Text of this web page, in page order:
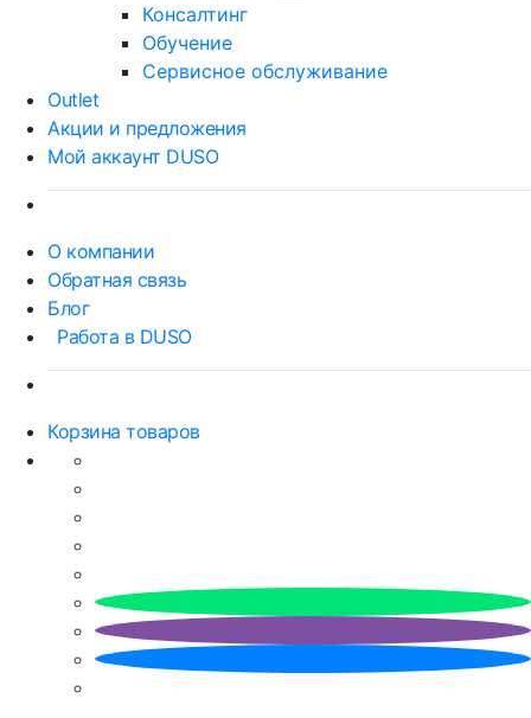
Консалтинг
Обучение
Сервисное обслуживание
Outlet
Акции и предложения
Мой аккаунт DUSO
О компании
Обратная связь
Блог
Работа в DUSO
Корзина товаров